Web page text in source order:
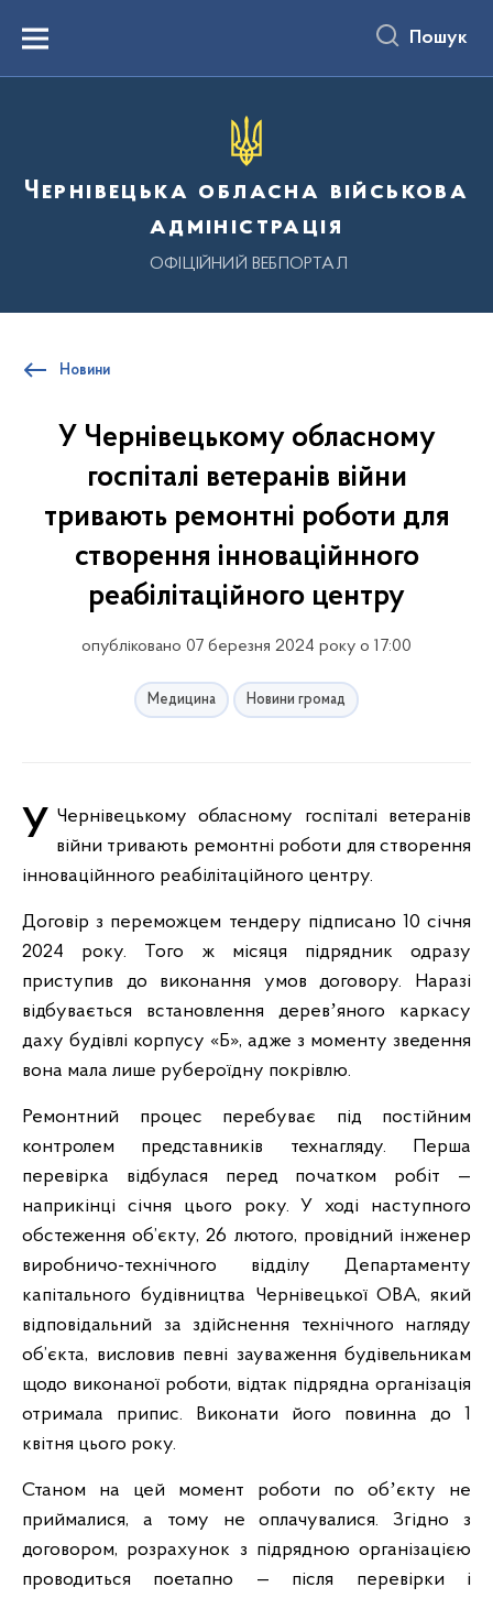
вмістуMenu Пошук
Чернівецька обласна військова
адміністрація
ОФІЦІЙНИЙ ВЕБПОРТАЛ
Новини
У Чернівецькому обласному
госпіталі ветеранів війни
тривають ремонтні роботи для
створення інноваційнного
реабілітаційного центру
опубліковано 07 березня 2024 року о 17:00
Медицина Новини громад
У Чернівецькому обласному госпіталі ветеранів війни тривають ремонтні роботи для створення
інноваційнного реабілітаційного центру.
Договір з переможцем тендеру підписано 10 січня
2024 року. Того ж місяця підрядник одразу
приступив до виконання умов договору. Наразі
відбувається встановлення деревʼяного каркасу
даху будівлі корпусу «Б», адже з моменту зведення
вона мала лише рубероїдну покрівлю.
Ремонтний процес перебуває під постійним
контролем представників технагляду. Перша
перевірка відбулася перед початком робіт —
наприкінці січня цього року. У ході наступного
обстеження об’єкту, 26 лютого, провідний інженер
виробничо-технічного відділу Департаменту
капітального будівництва Чернівецької ОВА, який
відповідальний за здійснення технічного нагляду
об’єкта, висловив певні зауваження будівельникам
щодо виконаної роботи, відтак підрядна організація
отримала припис. Виконати його повинна до 1
квітня цього року.
Станом на цей момент роботи по обʼєкту не
приймалися, а тому не оплачувалися. Згідно з
договором, розрахунок з підрядною організацією
проводиться поетапно — після перевірки і